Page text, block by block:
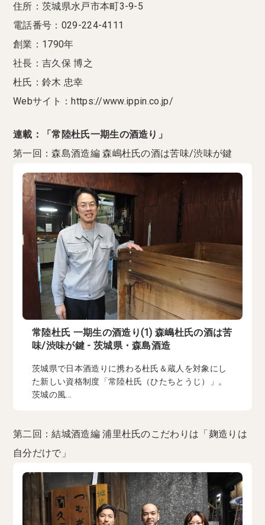
住所：茨城県水戸市本町3-9-5
電話番号：029-224-4111
創業：1790年
社長：吉久保 博之
杜氏：鈴木 忠幸
Webサイト：https://www.ippin.co.jp/
連載：「常陸杜氏一期生の酒造り」
第一回：森島酒造編 森嶋杜氏の酒は苦味/渋味が鍵
常陸杜氏 一期生の酒造り(1) 森嶋杜氏の酒は苦
味/渋味が鍵 - 茨城県・森島酒造
茨城県で日本酒造りに携わる杜氏＆蔵人を対象にし
た新しい資格制度「常陸杜氏（ひたちとうじ）」。
茨城の風...
第二回：結城酒造編 浦里杜氏のこだわりは「麹造りは
自分だけで」